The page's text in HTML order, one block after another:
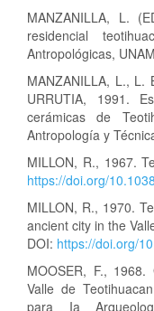
MANZANILLA, L.
residencial
Antropológicas,
MANZANILLA, L., L.
URRUTIA, 1991.
cerámicas de
Antropología y
MILLON, R., 1967.
https://doi.org/
MILLON, R., 1970.
ancient city in the
DOI: https://doi.org/
MOOSER, F.,
Valle de
para Ia